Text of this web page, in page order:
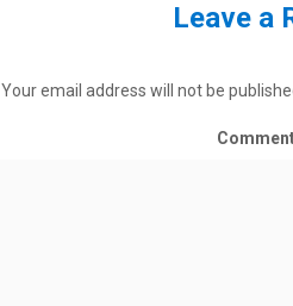
Leave a
Your email address will not be